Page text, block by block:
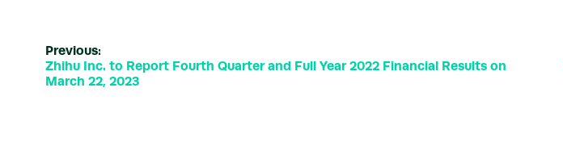
Previous:
Zhihu Inc. to Report Fourth Quarter and Full Year 2022 Financial Results on
March 22, 2023